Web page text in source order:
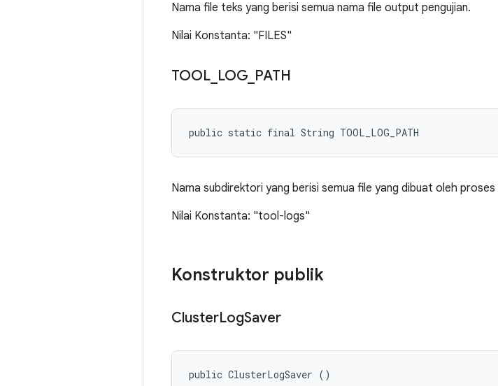
Nama file teks yang berisi semua nama file output pengujian.
Nilai Konstanta: "FILES"
TOOL LOG PATH
public static final String TOOL_LOG_PATH
Nama subdirektori yang berisi semua file yang dibuat oleh
Nilai Konstanta: "tool-logs"
Konstruktor publik
ClusterLogSaver
public ClusterLogSaver ()